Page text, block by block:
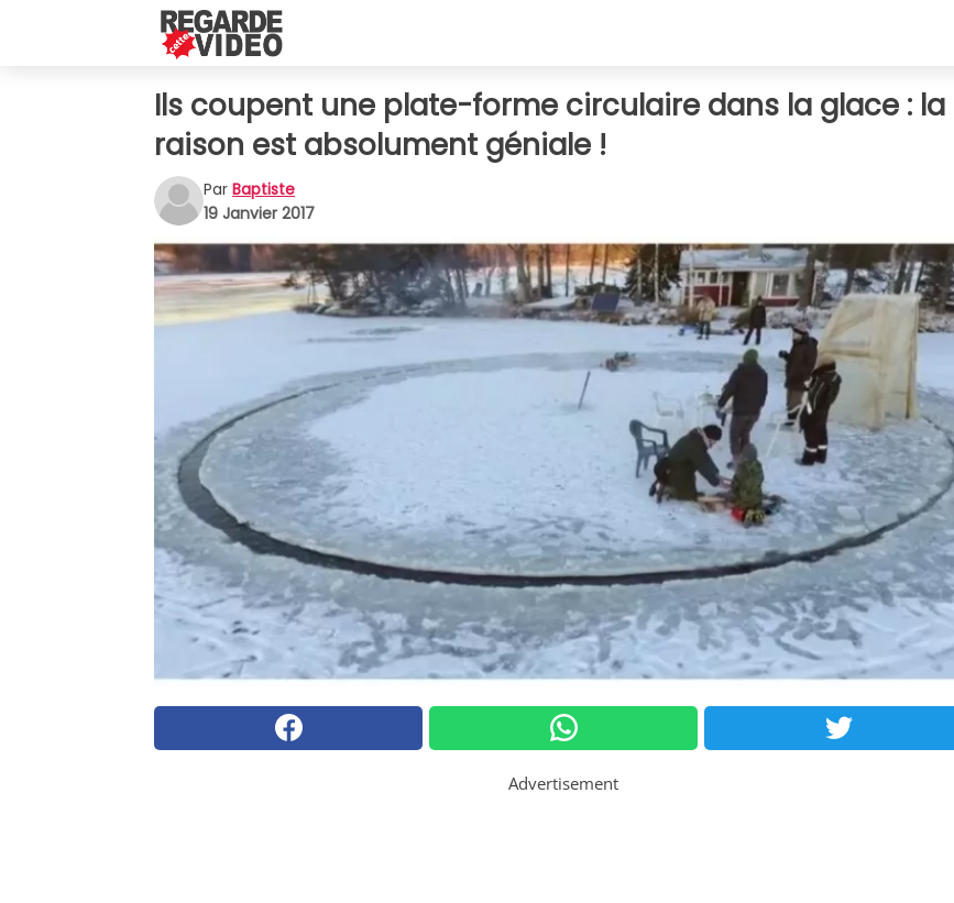
Ils coupent une plate-forme circulaire dans la glace : la
raison est absolument géniale !
Par Baptiste
19 Janvier 2017
Advertisement